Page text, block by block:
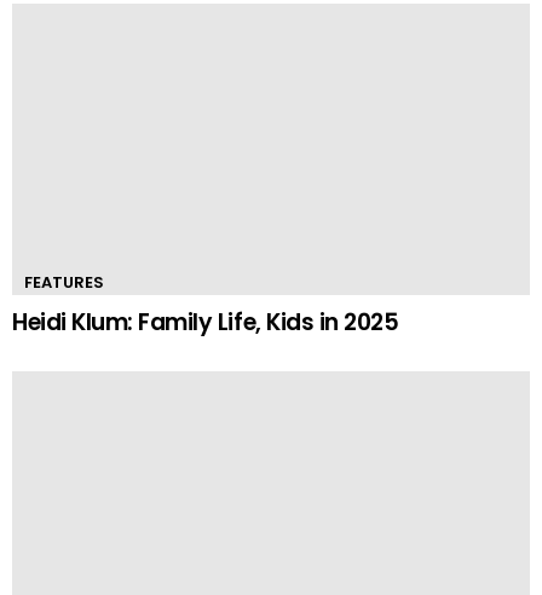
FEATURES
Heidi Klum: Family Life, Kids in 2025